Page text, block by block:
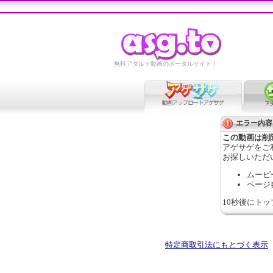
無料アダルト動画のポータルサイト！
エラー内容
この動画は削
アゲサゲをご
お探しいただ
ムービ
ページ
10秒後にト
特定商取引法にもとづく表示